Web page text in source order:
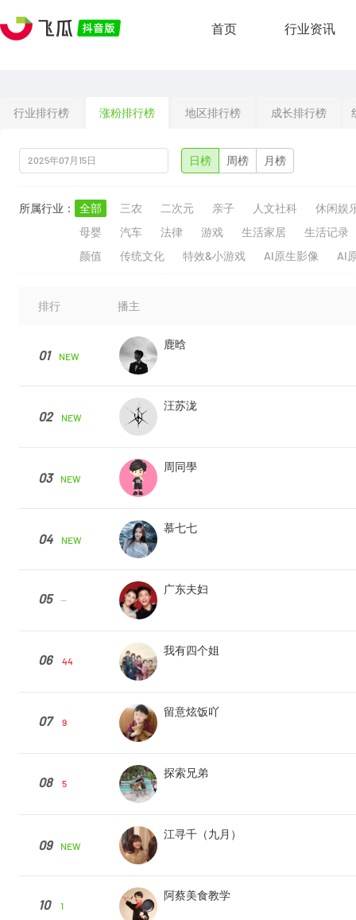
首页 行业资讯
行业排行榜 涨粉排行榜 地区排行榜 成长排行榜
日榜 周榜 月榜
所属行业： 全部 三农 二次元 亲子 人文社科
休闲娱
母婴
汽车 法律 游戏 生活家居
生活记录
颜值
传统文化 特效&小游戏 AI原生影像 AI
排行 播主
01 NEW
鹿晗
02 NEW
汪苏泷
03 NEW
周同學
04 NEW
慕七七
05 --
广东夫妇
06 44
我有四个姐
07 9
留意炫饭吖
08 5
探索兄弟
09 NEW
江寻千（九月）
10 1
阿蔡美食教学